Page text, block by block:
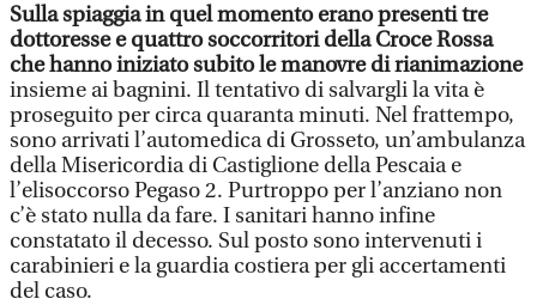
Sulla spiaggia in quel momento erano presenti tre
dottoresse e quattro soccorritori della Croce Rossa
che hanno iniziato subito le manovre di rianimazione
insieme ai bagnini. Il tentativo di salvargli la vita è
proseguito per circa quaranta minuti. Nel frattempo,
sono arrivati l’automedica di Grosseto, un’ambulanza
della Misericordia di Castiglione della Pescaia e
l’elisoccorso Pegaso 2. Purtroppo per l’anziano non
c’è stato nulla da fare. I sanitari hanno infine
constatato il decesso. Sul posto sono intervenuti i
carabinieri e la guardia costiera per gli accertamenti
del caso.